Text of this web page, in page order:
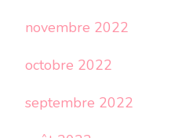
novembre 2022
octobre 2022
septembre 2022